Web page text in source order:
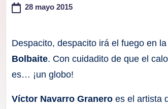
28 mayo 2015
Despacito, despacito irá el fuego en
Bolbaite. Con cuidadito de que el
es… ¡un globo!
Víctor Navarro Granero es el artista